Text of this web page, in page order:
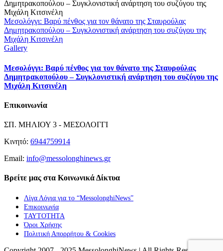
Μεσολόγγι: Βαρύ πένθος για τον θάνατο της Σταυρούλας
Δημητρακοπούλου – Συγκλονιστική ανάρτηση του συζύγου της
Μιχάλη Κιτσινέλη
Gallery
Μεσολόγγι: Βαρύ πένθος για τον θάνατο της Σταυρούλας
Δημητρακοπούλου – Συγκλονιστική ανάρτηση του συζύγου της
Μιχάλη Κιτσινέλη
Επικοινωνία
ΣΠ. ΜΗΛΙΟΥ 3 - ΜΕΣΟΛΟΓΓΙ
Κινητό: 6944759914
Email: info@messolonghinews.gr
Βρείτε μας στα Κοινωνικά Δίκτυα
Λίγα Λόγια για το “MessolonghiNews”
Επικοινωνία
ΤΑΥΤΟΤΗΤΑ
Όροι Χρήσης
Πολιτική Απορρήτου & Cookies